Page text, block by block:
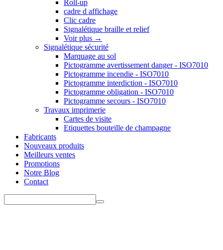
Roll-up
cadre d affichage
Clic cadre
Signalétique braille et relief
Voir plus →
Signalétique sécurité
Marquage au sol
Pictogramme avertissement danger - ISO7010
Pictogramme incendie - ISO7010
Pictogramme interdiction - ISO7010
Pictogramme obligation - ISO7010
Pictogramme secours - ISO7010
Travaux imprimerie
Cartes de visite
Etiquettes bouteille de champagne
Fabricants
Nouveaux produits
Meilleurs ventes
Promotions
Notre Blog
Contact